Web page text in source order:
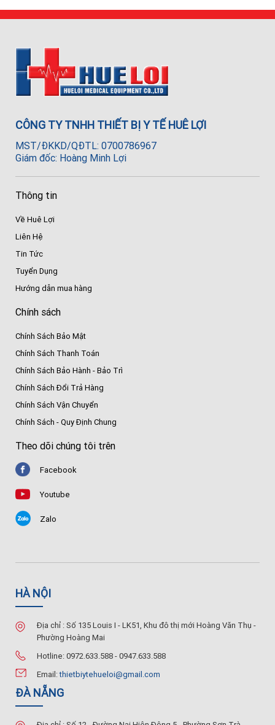
CÔNG TY TNHH THIẾT BỊ Y TẾ HUÊ LỢI
MST/ĐKKD/QĐTL: 0700786967
Giám đốc: Hoàng Minh Lợi
Thông tin
Về Huê Lợi
Liên Hệ
Tin Tức
Tuyển Dụng
Hướng dẫn mua hàng
Chính sách
Chính Sách Bảo Mật
Chính Sách Thanh Toán
Chính Sách Bảo Hành - Bảo Trì
Chính Sách Đổi Trả Hàng
Chính Sách Vận Chuyển
Chính Sách - Quy Định Chung
Theo dõi chúng tôi trên
Facebook
Youtube
Zalo
HÀ NỘI
Địa chỉ : Số 135 Louis I - LK51, Khu đô thị mới Hoàng Văn Thụ -
Phường Hoàng Mai
Hotline: 0972.633.588 - 0947.633.588
Email:thietbiytehueloi@gmail.com
ĐÀ NẴNG